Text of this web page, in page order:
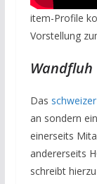
item-Profile
Vorstellung
Wandfluh
Das
an sondern
einerseits
andererseits
schreibt